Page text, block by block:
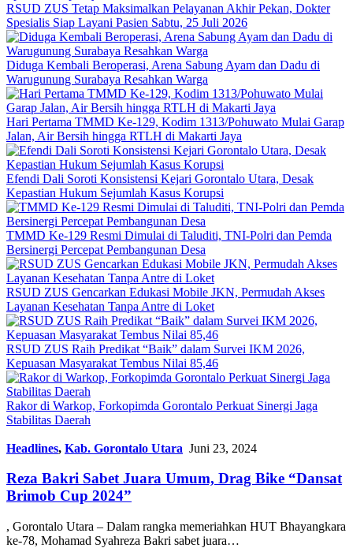
RSUD ZUS Tetap Maksimalkan Pelayanan Akhir Pekan, Dokter
Spesialis Siap Layani Pasien Sabtu, 25 Juli 2026
Diduga Kembali Beroperasi, Arena Sabung Ayam dan Dadu di
Warugunung Surabaya Resahkan Warga
Hari Pertama TMMD Ke-129, Kodim 1313/Pohuwato Mulai Garap
Jalan, Air Bersih hingga RTLH di Makarti Jaya
Efendi Dali Soroti Konsistensi Kejari Gorontalo Utara, Desak
Kepastian Hukum Sejumlah Kasus Korupsi
TMMD Ke-129 Resmi Dimulai di Taluditi, TNI-Polri dan Pemda
Bersinergi Percepat Pembangunan Desa
RSUD ZUS Gencarkan Edukasi Mobile JKN, Permudah Akses
Layanan Kesehatan Tanpa Antre di Loket
RSUD ZUS Raih Predikat “Baik” dalam Survei IKM 2026,
Kepuasan Masyarakat Tembus Nilai 85,46
Rakor di Warkop, Forkopimda Gorontalo Perkuat Sinergi Jaga
Stabilitas Daerah
Headlines, Kab. Gorontalo Utara Juni 23, 2024
Reza Bakri Sabet Juara Umum, Drag Bike “Dansat
Brimob Cup 2024”
, Gorontalo Utara – Dalam rangka memeriahkan HUT Bhayangkara
ke-78, Mohamad Syahreza Bakri sabet juara…